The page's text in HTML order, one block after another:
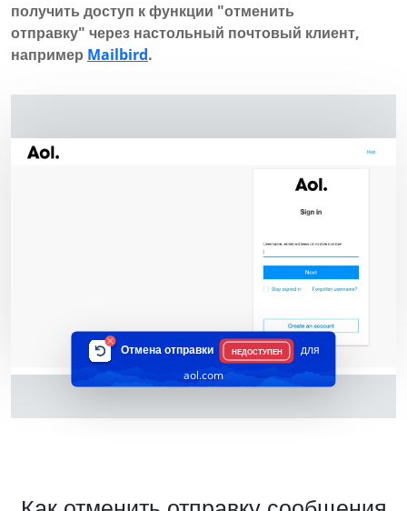
получить доступ к функции "отменить
отправку" через настольный почтовый клиент,
например Mailbird.
Отмена отправки НЕДОСТУПЕН
для
aol.com